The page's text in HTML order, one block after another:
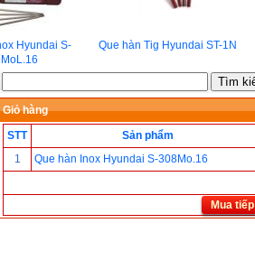
Hyundai S-
Que hàn Tig Hyundai ST-1N
Giỏ hàng
STT
Sản phẩm
1
Que hàn Inox Hyundai S-308Mo.16
Mua tiếp